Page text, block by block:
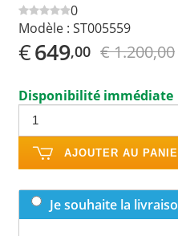
0
Modèle : ST005559
€649,00 € 1.200,00
Disponibilité immédiate
AJOUTER AU
Je souhaite la